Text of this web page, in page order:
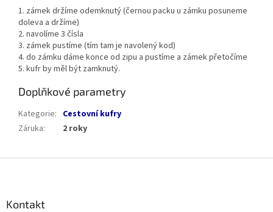
1. zámek držíme odemknutý (černou packu u zámku posuneme
doleva a držíme)
2. navolíme 3 čísla
3. zámek pustíme (tím tam je navolený kod)
4. do zámku dáme konce od zipu a pustíme a zámek přetočíme
5. kufr by měl být zamknutý.
Doplňkové parametry
Kategorie: Cestovní kufry
Záruka: 2 roky
Kontakt